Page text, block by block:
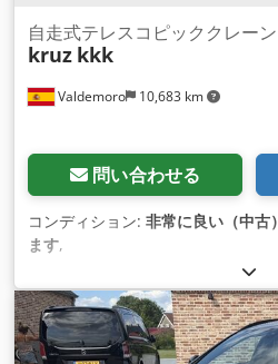
Valdemoro 10,683 km
自走式テレスコピッククレーン
kruz kkk
問い合わせる
コンディション: 非常に良い（中古）
ます,